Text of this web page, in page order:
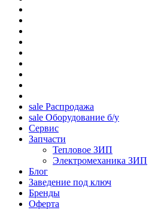
sale Распродажа
sale Оборудование б/у
Сервис
Запчасти
Тепловое ЗИП
Электромеханика ЗИП
Блог
Заведение под ключ
Бренды
Оферта